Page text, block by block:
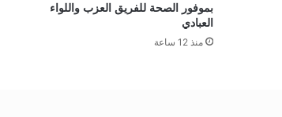
بموفور الصحة للفريق العزب واللواء
العبادي
منذ 12 ساعة